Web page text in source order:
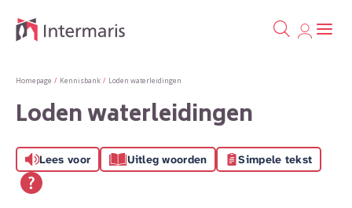
Naar hoofdinhoud
Naar hoofdnavigatiemenu
Naar zoeken
Naar de homepage Ga
Homepage Kennisbank Loden waterleidingen
Loden waterleidingen
Lees voor Uitleg woorden Simpele tekst